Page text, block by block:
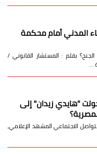
المدني أمام محكمة
بقلم : المستشار القانوني /
…
"هايدي زيدان" إلى
الاجتماعي المشهد الإعلامي،